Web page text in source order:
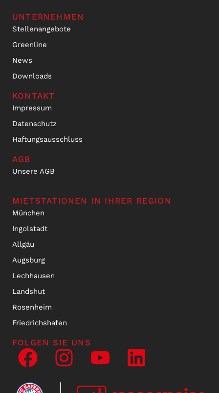
UNTERNEHMEN
Stellenangebote
Greenline
News
Downloads
KONTAKT
Impressum
Datenschutz
Haftungsausschluss
AGB
Unsere AGB
MIETSTATIONEN IN IHRER REGION
München
Ingolstadt
Allgäu
Augsburg
Lechhausen
Landshut
Rosenheim
Friedrichshafen
FOLGEN SIE UNS